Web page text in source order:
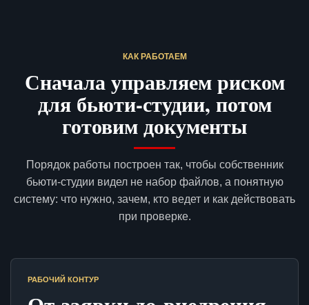
КАК РАБОТАЕМ
Сначала управляем риском
для бьюти-студии, потом
готовим документы
Порядок работы построен так, чтобы собственник
бьюти-студии видел не набор файлов, а понятную
систему: что нужно, зачем, кто ведет и как действовать
при проверке.
РАБОЧИЙ КОНТУР